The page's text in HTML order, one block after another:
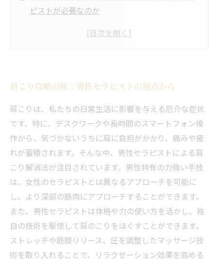
ピストが必要なのか
実践！男性セラピストの肩こり解消テクニック
ゼーション体験
肩の軽さを取り戻す旅の終わり：あなたの健康
への第一歩
肩こり攻略の旅：男性セラピストの視点から
肩こりは、私たちの日常生活に影響を与える厄介な症状
です。特に、デスクワークや長時間のスマートフォン操
作から、気づかないうちに肩に負担がかかり、痛みや疲
れが蓄積されます。そんな中、男性セラピストによる肩
こり解消法が注目されています。男性特有の力強い手技
は、女性のセラピストとは異なるアプローチを可能に
し、より深部の筋肉にアプローチすることができます。
また、男性セラピストは体格や力の使い方を活かし、独
自の技術を駆使して肩のこりをほぐすことができます。
ストレッチや筋膜リリース、圧を調整したマッサージ技
術を取り入れることで、リラクゼーション効果を高める